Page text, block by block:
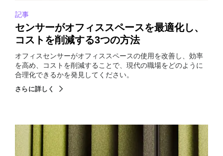
記事
センサーがオフィススペースを最適化し、
コストを削減する3つの方法
オフィスセンサーがオフィススペースの使用を改善し、効率
を高め、コストを削減することで、現代の職場をどのように
合理化できるかを発見してください。
さらに詳しく